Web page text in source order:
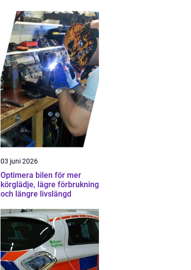
03 juni 2026
Optimera bilen för mer
körglädje, lägre förbrukning
och längre livslängd